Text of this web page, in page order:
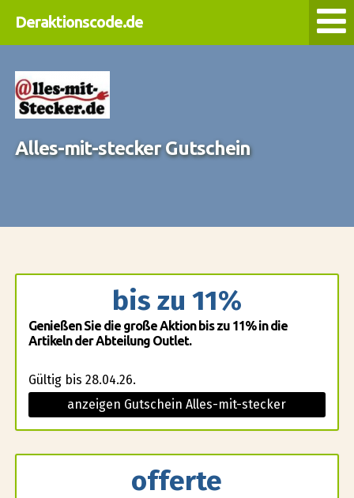
Deraktionscode.de
Alles-mit-stecker Gutschein
bis zu 11%
Genießen Sie die große Aktion bis zu 11% in die
Artikeln der Abteilung Outlet.
Gültig bis 28.04.26.
anzeigen Gutschein Alles-mit-stecker
offerte